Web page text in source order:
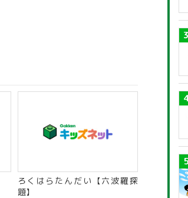
ろくはらたんだい【六波羅探
題】